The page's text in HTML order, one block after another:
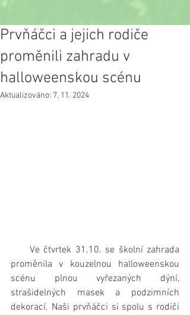
Prvňáčci a jejich rodiče
proměnili zahradu v
halloweenskou scénu
Aktualizováno: 7. 11. 2024
proměnila v kouzelnou halloweenskou
scénu plnou vyřezaných dýní,
strašidelných masek a podzimních
dekorací. Naši prvňáčci si spolu s rodiči